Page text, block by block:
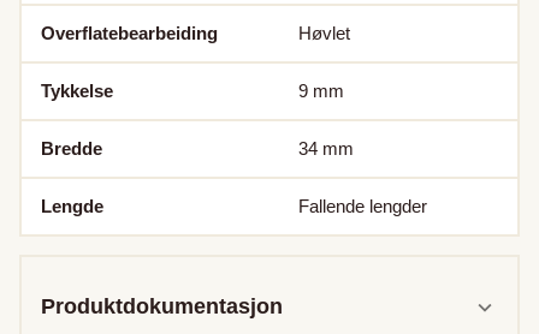
Overflatebearbeiding Høvlet
Tykkelse 9 mm
Bredde 34 mm
Lengde Fallende lengder
Produktdokumentasjon